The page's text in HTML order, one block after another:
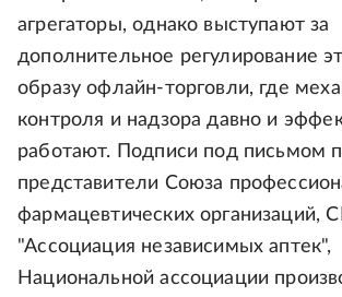
агрегаторы, однако выступают за
дополнительное регулирование
образу офлайн-торговли, где
контроля и надзора давно и
работают. Подписи под письмом
представители Союза
фармацевтических организаций,
"Ассоциация независимых аптек",
Национальной ассоциации